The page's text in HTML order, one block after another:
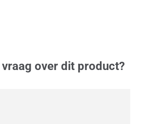
over dit product?